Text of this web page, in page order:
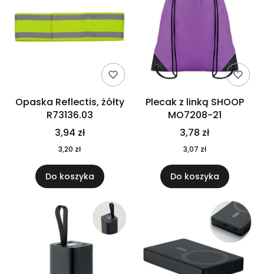
Opaska Reflectis, żółty
R73136.03
3,94 zł
3,20 zł
Do koszyka
Plecak z linką SHOOP
MO7208-21
3,78 zł
3,07 zł
Do koszyka